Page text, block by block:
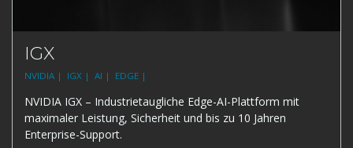
IGX
NVIDIA | IGX | AI | EDGE |
NVIDIA IGX – Industrietaugliche Edge-AI-Plattform mit
maximaler Leistung, Sicherheit und bis zu 10 Jahren
Enterprise-Support.